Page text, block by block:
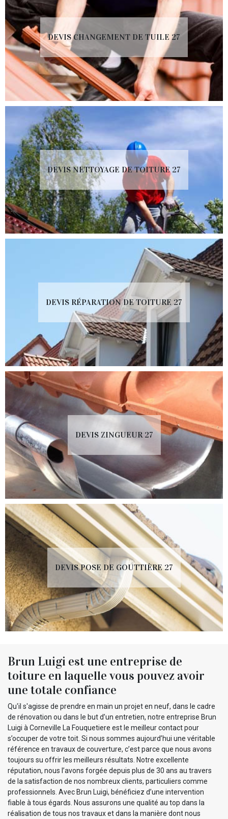
DEVIS CHANGEMENT DE TUILE 27
DEVIS NETTOYAGE DE TOITURE 27
DEVIS RÉPARATION DE TOITURE 27
DEVIS ZINGUEUR 27
DEVIS POSE DE GOUTTIÈRE 27
Brun Luigi est une entreprise de
toiture en laquelle vous pouvez avoir
une totale confiance
Qu'il s'agisse de prendre en main un projet en neuf, dans le cadre
de rénovation ou dans le but d’un entretien, notre entreprise Brun
Luigi à Corneville La Fouquetiere est le meilleur contact pour
s’occuper de votre toit. Si nous sommes aujourd’hui une véritable
référence en travaux de couverture, c’est parce que nous avons
toujours su offrir les meilleurs résultats. Notre excellente
réputation, nous l’avons forgée depuis plus de 30 ans au travers
de la satisfaction de nos nombreux clients, particuliers comme
professionnels. Avec Brun Luigi, bénéficiez d’une intervention
fiable à tous égards. Nous assurons une qualité au top dans la
réalisation de tous nos travaux et dans la manière dont nous